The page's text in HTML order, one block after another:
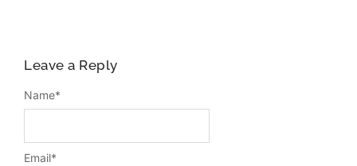
Leave a Reply
Name*
Email*